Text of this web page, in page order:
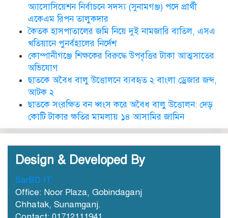
ছাতকে এক শিক্ষিকা ভারতে টাটা
হাসপাতালে ভতি
ছাত‌কে দৈনিক সুনামকণ্ঠ’র সপ্তম
ডা. নার্গিস বাহার চৌধুরীর ইন্তেকাল
গ্রেফতার
অ্যাসোসিয়েশন নির্বাচনে সদস্য (সুনামগঞ্জ) পদে প্রার্থী
একেএম রিপন তালুকদার
কৈতক হাসপাতালের জমি নিয়ে দুই নামজারি বাতিল, এসএ
খতিয়ানে পুনর্বহালের নির্দেশ
কোম্পানীগঞ্জে শিক্ষকের বিরুদ্ধে উপবৃত্তির টাকা আত্মসাতের
অভিযোগ
ছাতকে অবৈধ বালু উত্তোলনে ব্যবহৃত ২ বাংলা ড্রেজার জব্দ,
আটক ২
ছাতকে সংরক্ষিত বন ধ্বংস করে অবৈধ বালু উত্তোলন: দেড়
কোটি টাকার ক্ষতির মামলায় ১৪ আসামির জামিন
Design & Developed By
SarBD IT
Office: Noor Plaza, Gobindaganj
Chhatak, Sunamganj.